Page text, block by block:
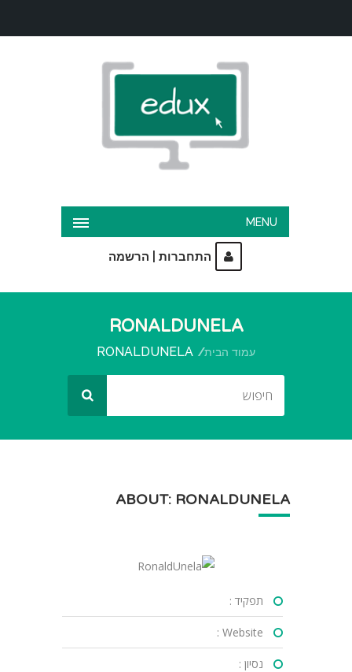
MENU
התחברות הרשמה
RONALDUNELA
עמוד הבית RONALDUNELA
ABOUT: RONALDUNELA
תפקיד :
Website :
נסיון :